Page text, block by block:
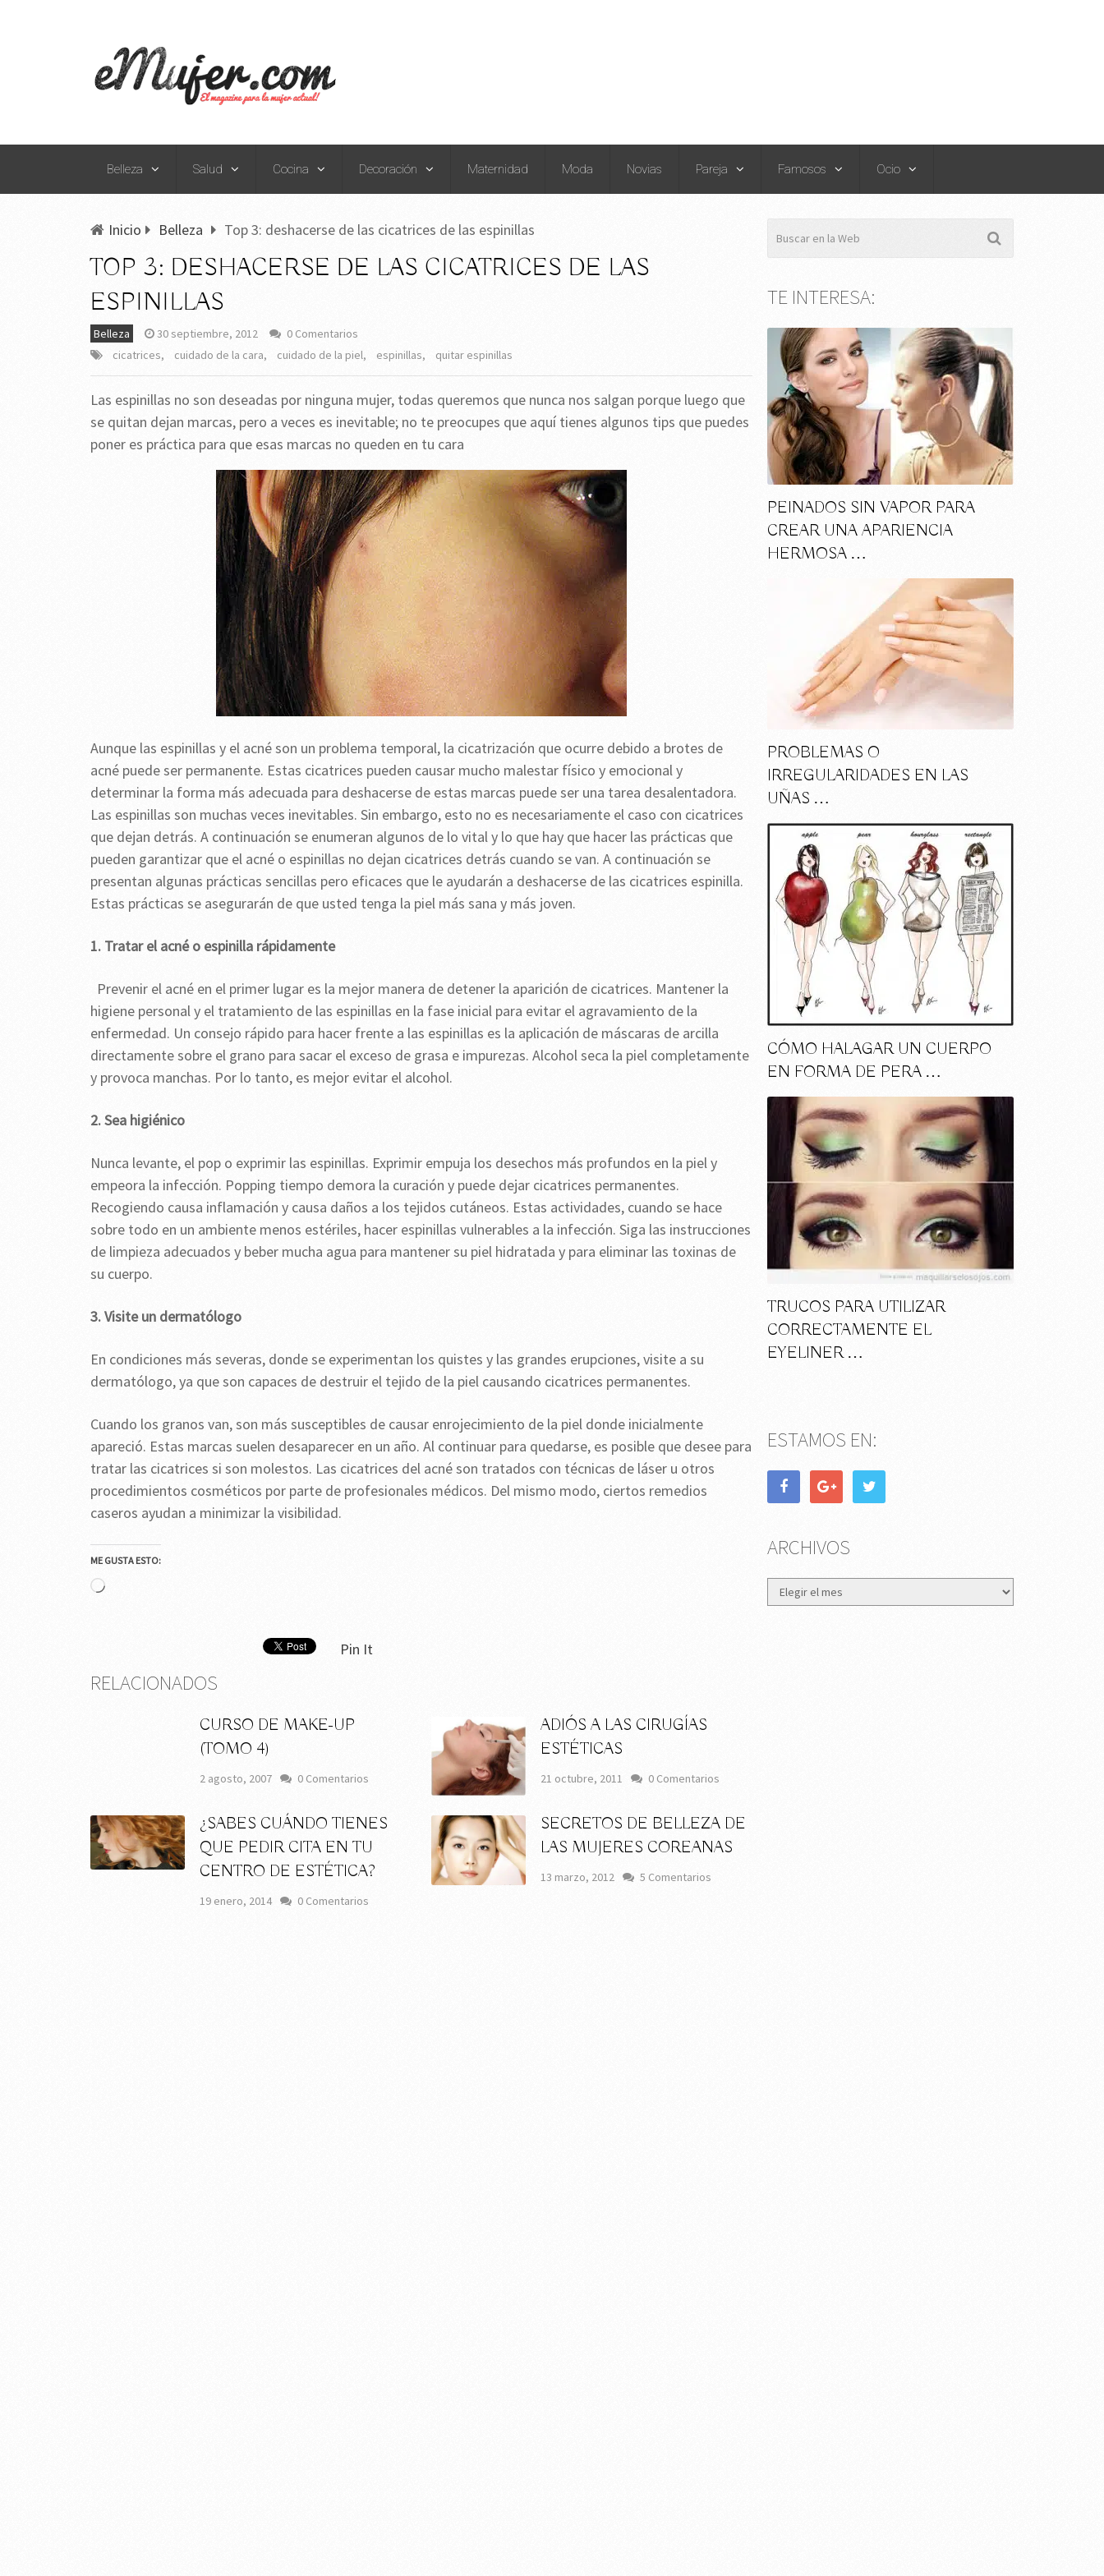
Belleza Salud Cocina Decoración Maternidad Moda Novias Pareja Famosos Ocio
Inicio Belleza Top 3: deshacerse de las cicatrices de las espinillas
TOP 3: DESHACERSE DE LAS CICATRICES DE LAS
ESPINILLAS
Belleza 30 septiembre, 2012
0 Comentarios
cicatrices, cuidado de la cara, cuidado de la piel, espinillas, quitar espinillas
Las espinillas no son deseadas por ninguna mujer, todas queremos que nunca nos salgan porque luego que
se quitan dejan marcas, pero a veces es inevitable; no te preocupes que aquí tienes algunos tips que puedes
poner es práctica para que esas marcas no queden en tu cara
Aunque las espinillas y el acné son un problema temporal, la cicatrización que ocurre debido a brotes de
acné puede ser permanente. Estas cicatrices pueden causar mucho malestar físico y emocional y
determinar la forma más adecuada para deshacerse de estas marcas puede ser una tarea desalentadora.
Las espinillas son muchas veces inevitables. Sin embargo, esto no es necesariamente el caso con cicatrices
que dejan detrás. A continuación se enumeran algunos de lo vital y lo que hay que hacer las prácticas que
pueden garantizar que el acné o espinillas no dejan cicatrices detrás cuando se van. A continuación se
presentan algunas prácticas sencillas pero eficaces que le ayudarán a deshacerse de las cicatrices espinilla.
Estas prácticas se asegurarán de que usted tenga la piel más sana y más joven.
1. Tratar el acné o espinilla rápidamente
Prevenir el acné en el primer lugar es la mejor manera de detener la aparición de cicatrices. Mantener la
higiene personal y el tratamiento de las espinillas en la fase inicial para evitar el agravamiento de la
enfermedad. Un consejo rápido para hacer frente a las espinillas es la aplicación de máscaras de arcilla
directamente sobre el grano para sacar el exceso de grasa e impurezas. Alcohol seca la piel completamente
y provoca manchas. Por lo tanto, es mejor evitar el alcohol.
2. Sea higiénico
Nunca levante, el pop o exprimir las espinillas. Exprimir empuja los desechos más profundos en la piel y
empeora la infección. Popping tiempo demora la curación y puede dejar cicatrices permanentes.
Recogiendo causa inflamación y causa daños a los tejidos cutáneos. Estas actividades, cuando se hace
sobre todo en un ambiente menos estériles, hacer espinillas vulnerables a la infección. Siga las instrucciones
de limpieza adecuados y beber mucha agua para mantener su piel hidratada y para eliminar las toxinas de
su cuerpo.
3. Visite un dermatólogo
En condiciones más severas, donde se experimentan los quistes y las grandes erupciones, visite a su
dermatólogo, ya que son capaces de destruir el tejido de la piel causando cicatrices permanentes.
Cuando los granos van, son más susceptibles de causar enrojecimiento de la piel donde inicialmente
apareció. Estas marcas suelen desaparecer en un año. Al continuar para quedarse, es posible que desee para
tratar las cicatrices si son molestos. Las cicatrices del acné son tratados con técnicas de láser u otros
procedimientos cosméticos por parte de profesionales médicos. Del mismo modo, ciertos remedios
caseros ayudan a minimizar la visibilidad.
ME GUSTA ESTO:
Cargando...
Pin It
RELACIONADOS
CURSO DE MAKE-UP
(TOMO 4)
2 agosto, 2007 0 Comentarios
ADIÓS A LAS CIRUGÍAS
ESTÉTICAS
21 octubre, 2011 0 Comentarios
¿SABES CUÁNDO TIENES
QUE PEDIR CITA EN TU
CENTRO DE ESTÉTICA?
19 enero, 2014 0 Comentarios
SECRETOS DE BELLEZA DE
LAS MUJERES COREANAS
13 marzo, 2012 5 Comentarios
TE INTERESA:
PEINADOS SIN VAPOR PARA
CREAR UNA APARIENCIA
HERMOSA …
PROBLEMAS O
IRREGULARIDADES EN LAS
UÑAS …
CÓMO HALAGAR UN CUERPO
EN FORMA DE PERA …
TRUCOS PARA UTILIZAR
CORRECTAMENTE EL
EYELINER …
ESTAMOS EN:
ARCHIVOS
Archivos